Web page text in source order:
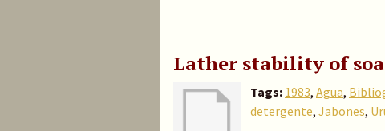
Lather stability of
Tags: 1983, Agua,
detergente, Jabones,